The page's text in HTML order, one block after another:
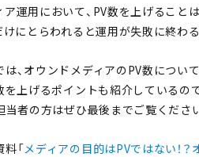
運用において、PV数を上げること
けにとらわれると運用が失敗に終
、オウンドメディアのPV数につい
を上げるポイントも紹介しているの
当者の方はぜひ最後までご覧くださ
「メディアの目的はPVではない！